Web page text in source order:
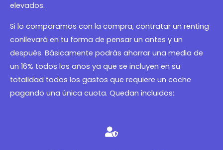
elevados.
Si lo comparamos con la compra, contratar un renting
conllevará en tu forma de pensar un antes y un
después. Básicamente podrás ahorrar una media de
un 16% todos los años ya que se incluyen en su
totalidad todos los gastos que requiere un coche
pagando una única cuota. Quedan incluidos: